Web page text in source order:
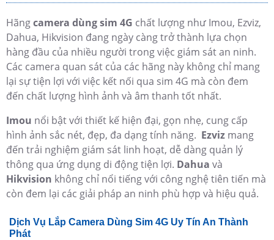
Hãngcamera dùng sim 4G chất lượng như Imou, Ezviz,
Dahua, Hikvision đang ngày càng trở thành lựa chọn
hàng đầu của nhiều người trong việc giám sát an ninh.
Các camera quan sát của các hãng này không chỉ mang
lại sự tiện lợi với việc kết nối qua sim 4G mà còn đem
đến chất lượng hình ảnh và âm thanh tốt nhất.
Imou nổi bật với thiết kế hiện đại, gọn nhẹ, cung cấp
hình ảnh sắc nét, đẹp, đa dạng tính năng. Ezviz mang
đến trải nghiệm giám sát linh hoạt, dễ dàng quản lý
thông qua ứng dụng di động tiện lợi. Dahua và
Hikvision không chỉ nổi tiếng với công nghệ tiên tiến mà
còn đem lại các giải pháp an ninh phù hợp và hiệu quả.
Dịch Vụ Lắp Camera Dùng Sim 4G Uy Tín An Thành
Phát